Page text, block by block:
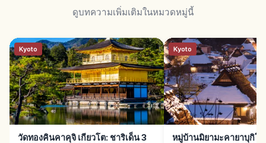
ดูบทความเพิ่มเติมในหมวดหมู่นี้
Kyoto
วัดทองคินคาคุจิ เกียวโต: ชาริเด็น 3
Kyoto
หมู่บ้านมิยามะคายาบุกิโ